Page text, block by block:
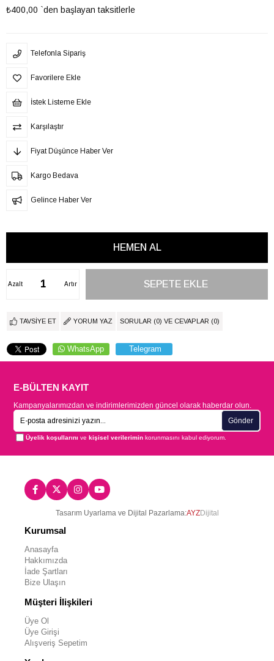
₺400,00 `den başlayan taksitlerle
Telefonla Sipariş
Favorilere Ekle
İstek Listeme Ekle
Karşılaştır
Fiyat Düşünce Haber Ver
Kargo Bedava
Gelince Haber Ver
Artır
Azalt
TAVSIYE ET YORUM YAZ SORULAR (0) VE CEVAPLAR (0)
WhatsApp Telegram
E-BÜLTEN KAYIT
Kampanyalarımızdan ve indirimlerimizden güncel olarak haberdar olun.
Gönder
Üyelik koşullarını vekişisel verilerimin korunmasını kabul ediyorum.
Tasarım Uyarlama ve Dijital Pazarlama:AYZDijital
Kurumsal
Anasayfa
Hakkımızda
İade Şartları
Bize Ulaşın
Müşteri İlişkileri
Üye Ol
Üye Girişi
Alışveriş Sepetim